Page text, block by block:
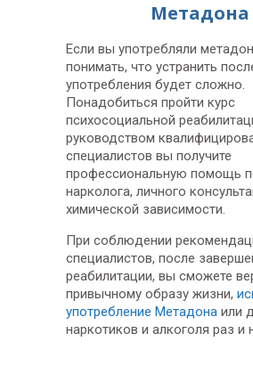
Метадона
Если вы употребляли
понимать, что устранить
употребления будет сложно.
Понадобиться пройти курс
психосоциальной
руководством
специалистов вы получите
профессиональную помощь
нарколога, личного
химической зависимости.
При соблюдении
специалистов, после
реабилитации, вы сможете
привычному образу жизни,
употребление Метадона или
наркотиков и алкоголя раз и